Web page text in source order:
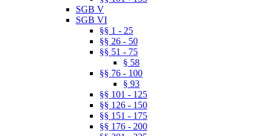
SGB V
SGB VI
§§ 1 - 25
§§ 26 - 50
§§ 51 - 75
§ 58
§§ 76 - 100
§ 93
§§ 101 - 125
§§ 126 - 150
§§ 151 - 175
§§ 176 - 200